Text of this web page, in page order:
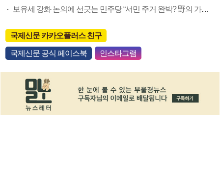
보유세 강화 논의에 선긋는 민주당 “서민 주거 완박? 野의 가스라이팅”
국제신문 카카오플러스 친구
국제신문 공식 페이스북 인스타그램